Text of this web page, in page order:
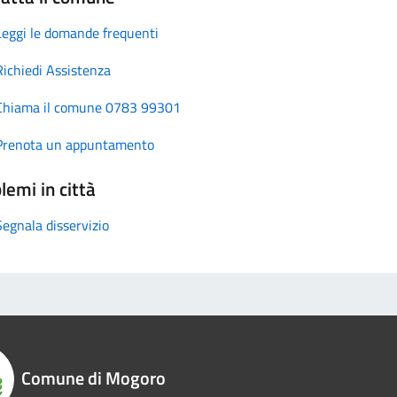
le domande frequenti
Assistenza
il comune 0783 99301
un appuntamento
in città
disservizio
Comune di Mogoro